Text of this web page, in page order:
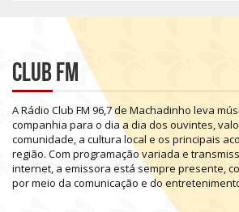
Club FM
ARádio Club FM 96,7de Machadinho leva
companhia para o diaa dia dos ouvintes,
comunidade, a cultura local e os principais
região. Com programaçãovariada e
internet, a emissora está sempre presente,
pormeio da comunicação e do